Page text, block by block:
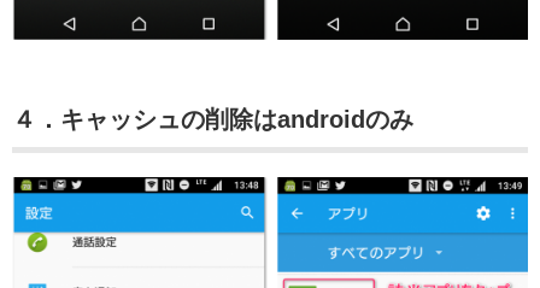
４．キャッシュの削除はandroidのみ